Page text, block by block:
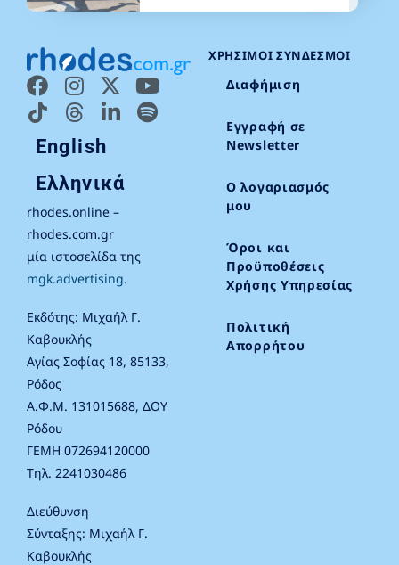
English
Ελληνικά
rhodes.online –
rhodes.com.gr
μία ιστοσελίδα της
mgk.advertising.
Εκδότης: Μιχαήλ Γ.
Καβουκλής
Αγίας Σοφίας 18, 85133,
Ρόδος
Α.Φ.Μ. 131015688, ΔΟΥ
Ρόδου
ΓΕΜΗ 072694120000
Τηλ. 2241030486
Διεύθυνση
Σύνταξης: Μιχαήλ Γ.
Καβουκλής
ΧΡΉΣΙΜΟΙ ΣΎΝΔΕΣΜΟΙ
Διαφήμιση
Εγγραφή σε
Newsletter
Ο λογαριασμός
μου
Όροι και
Προϋποθέσεις
Χρήσης Υπηρεσίας
Πολιτική
Απορρήτου